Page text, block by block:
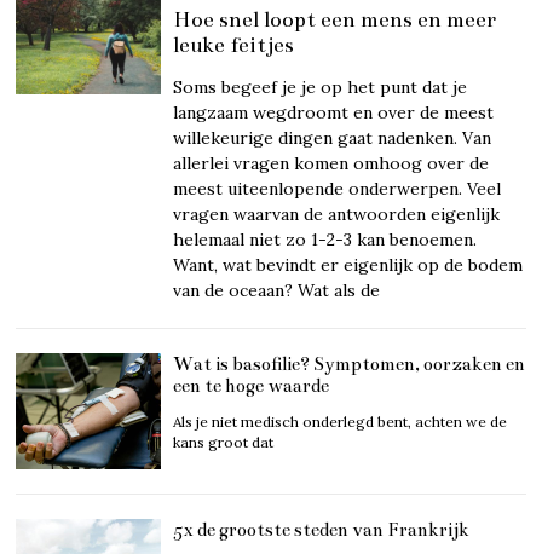
Hoe snel loopt een mens en meer
leuke feitjes
Soms begeef je je op het punt dat je
langzaam wegdroomt en over de meest
willekeurige dingen gaat nadenken. Van
allerlei vragen komen omhoog over de
meest uiteenlopende onderwerpen. Veel
vragen waarvan de antwoorden eigenlijk
helemaal niet zo 1-2-3 kan benoemen.
Want, wat bevindt er eigenlijk op de bodem
van de oceaan? Wat als de
Wat is basofilie? Symptomen, oorzaken en
een te hoge waarde
Als je niet medisch onderlegd bent, achten we de
kans groot dat
5x de grootste steden van Frankrijk